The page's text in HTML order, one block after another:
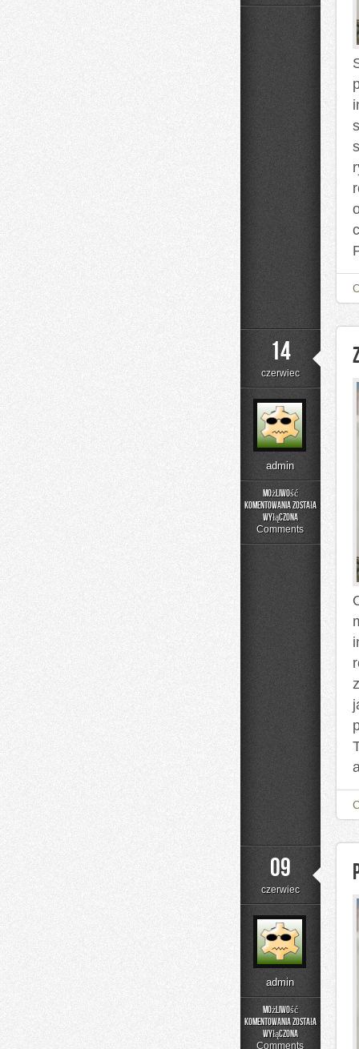
Size
14
czerwiec
admin
Możliwość
komentowania
Zapachowe
Inspiracje
została
wyłączona
Comments
09
czerwiec
admin
Możliwość
komentowania
Podstawy
Matematyki
została
wyłączona
Comments